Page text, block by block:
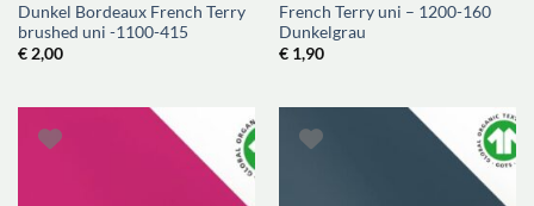
Dunkel Bordeaux French Terry
brushed uni -1100-415
€2,00
French Terry uni – 1200-160
Dunkelgrau
€1,90